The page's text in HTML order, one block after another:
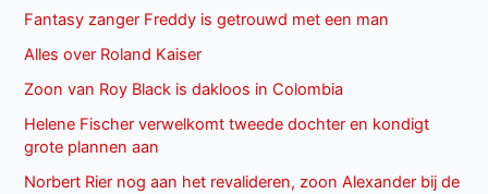
Fantasy zanger Freddy is getrouwd met een man
Alles over Roland Kaiser
Zoon van Roy Black is dakloos in Colombia
Helene Fischer verwelkomt tweede dochter en kondigt
grote plannen aan
Norbert Rier nog aan het revalideren, zoon Alexander bij de